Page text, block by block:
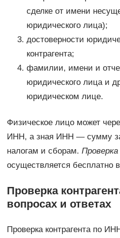
сделке от имени
юридического лица);
достоверности
контрагента;
фамилии, имени и
юридического лица и
юридическом лице.
Физическое лицо может
ИНН, а зная ИНН — сумму
налогам и сборам.
осуществляется бесплатно
Проверка
вопросах и ответах
Проверка контрагента по